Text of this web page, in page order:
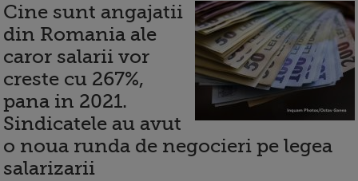
Cine sunt angajatii
din Romania ale
caror salarii vor
creste cu 267%,
pana in 2021.
Sindicatele au avut
o noua runda de negocieri pe legea
salarizarii